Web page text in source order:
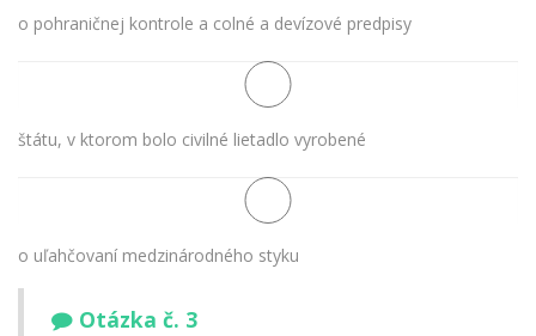
o pohraničnej kontrole a colné a devízové predpisy
štátu, v ktorom bolo civilné lietadlo vyrobené
o uľahčovaní medzinárodného styku
Otázka č. 3